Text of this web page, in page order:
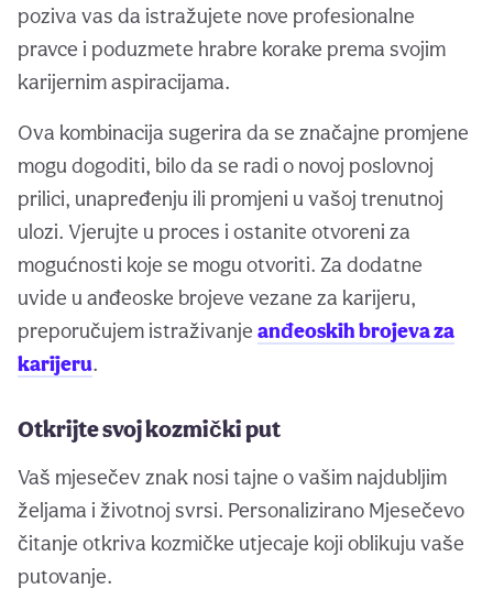
poziva vas da istražujete nove profesionalne
pravce i poduzmete hrabre korake prema svojim
karijernim aspiracijama.
Ova kombinacija sugerira da se značajne promjene
mogu dogoditi, bilo da se radi o novoj poslovnoj
prilici, unapređenju ili promjeni u vašoj trenutnoj
ulozi. Vjerujte u proces i ostanite otvoreni za
mogućnosti koje se mogu otvoriti. Za dodatne
uvide u anđeoske brojeve vezane za karijeru,
preporučujem istraživanje anđeoskih brojeva za
karijeru.
Otkrijte svoj kozmički put
Vaš mjesečev znak nosi tajne o vašim najdubljim
željama i životnoj svrsi. Personalizirano Mjesečevo
čitanje otkriva kozmičke utjecaje koji oblikuju vaše
putovanje.